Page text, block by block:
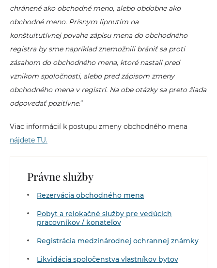
chránené ako obchodné meno, alebo obdobne ako
obchodné meno. Prísnym lipnutím na
konštuitutívnej povahe zápisu mena do obchodného
registra by sme napríklad znemožnili brániť sa proti
zásahom do obchodného mena, ktoré nastali pred
vznikom spoločnosti, alebo pred zápisom zmeny
obchodného mena v registri. Na obe otázky sa preto žiada
odpovedať pozitívne.“
Viac informácií k postupu zmeny obchodného mena
nájdete TU.
Právne služby
Rezervácia obchodného mena
Pobyt a relokačné služby pre vedúcich
pracovníkov / konateľov
Registrácia medzinárodnej ochrannej známky
Likvidácia spoločenstva vlastníkov bytov